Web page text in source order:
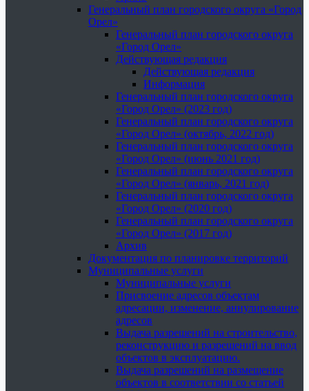
Генеральный план городского округа «Город
Орел»
Генеральный план городского округа
«Город Орел»
Действующая редакция
Действующая редакция
Информация
Генеральный план городского округа
«Город Орел» (2023 год)
Генеральный план городского округа
«Город Орел» (октябрь, 2022 год)
Генеральный план городского округа
«Город Орел» (июнь 2021 год)
Генеральный план городского округа
«Город Орел» (январь, 2021 год)
Генеральный план городского округа
«Город Орел» (2020 год)
Генеральный план городского округа
«Город Орел» (2017 год)
Архив
Документация по планировке территорий
Муниципальные услуги
Муниципальные услуги
Присвоение адресов объектам
адресации, изменение, аннулирование
адресов
Выдача разрешений на строительство,
реконструкцию и разрешений на ввод
объектов в эксплуатацию.
Выдача разрешений на размещение
объектов в соответствии со статьей